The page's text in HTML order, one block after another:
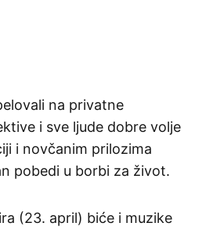
na privatne
i sve ljude dobre volje
i novčanim prilozima
pobedi u borbi za život.
(23. april) biće i muzike